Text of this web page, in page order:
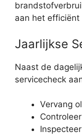
aan het efficiënt
Jaarlijkse
Naast de
servicecheck
Vervang